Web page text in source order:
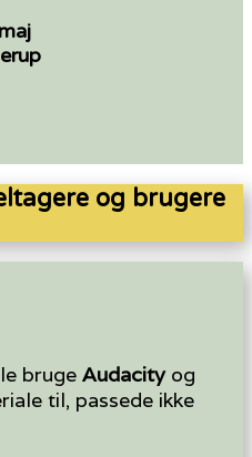
og brugere
bruge Audacityog
til, passede ikke